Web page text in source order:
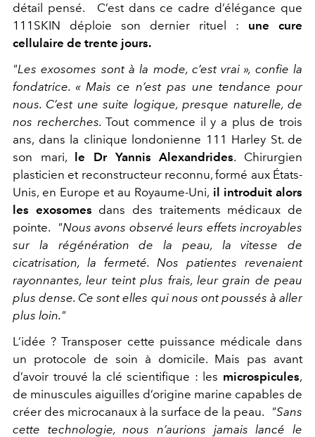
détail pensé. C’est dans ce cadre d’élégance que
111SKIN déploie son dernier rituel : une cure
cellulaire de trente jours.
"Les exosomes sont à la mode, c’est vrai », confie la
fondatrice. « Mais ce n’est pas une tendance pour
nous. C’est une suite logique, presque naturelle, de
nos recherches.Tout commence il y a plus de trois
ans, dans la clinique londonienne 111 Harley St. de
son mari,
le Dr Yannis Alexandrides. Chirurgien
plasticien et reconstructeur reconnu, formé aux États-
Unis, en Europe et au Royaume-Uni, il introduit alors
les exosomes dans des traitements médicaux de
pointe. "Nous avons observé leurs effets incroyables
sur la régénération de la peau, la vitesse de
cicatrisation, la fermeté. Nos patientes revenaient
rayonnantes, leur teint plus frais, leur grain de peau
plus dense. Ce sont elles qui nous ont poussés à aller
plus loin."
L’idée ? Transposer cette puissance médicale dans
un protocole de soin à domicile. Mais pas avant
d’avoir trouvé la clé scientifique : les microspicules,
de minuscules aiguilles d’origine marine capables de
créer des microcanaux à la surface de la peau. "Sans
cette technologie, nous n’aurions jamais lancé le